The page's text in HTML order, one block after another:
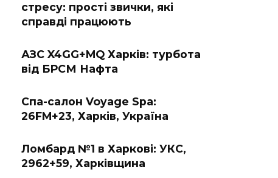
стресу: прості звички, які
справді працюють
АЗС X4GG+MQ Харків: турбота
від БРСМ Нафта
Спа-салон Voyage Spa:
26FM+23, Харків, Україна
Ломбард №1 в Харкові: УКС,
2962+59, Харківщина